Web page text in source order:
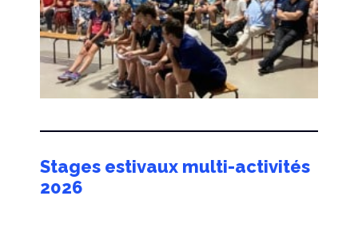
Stages estivaux multi-activités
2026